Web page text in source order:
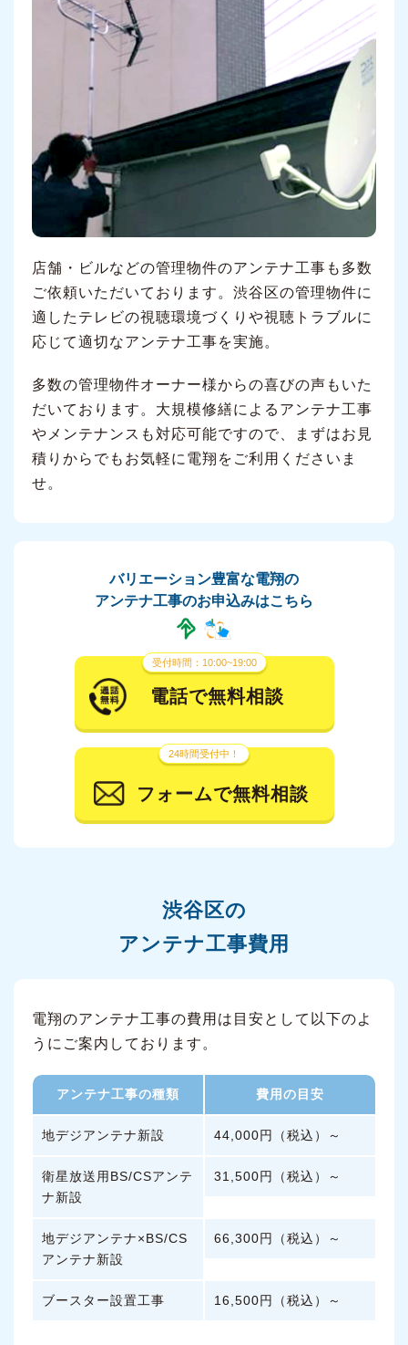
店舗・ビルなどの管理物件のアンテナ工事も多数
ご依頼いただいております。渋谷区の管理物件に
適したテレビの視聴環境づくりや視聴トラブルに
応じて適切なアンテナ工事を実施。
多数の管理物件オーナー様からの喜びの声もいた
だいております。大規模修繕によるアンテナ工事
やメンテナンスも対応可能ですので、まずはお見
積りからでもお気軽に電翔をご利用くださいま
せ。
バリエーション豊富な電翔の
アンテナ工事のお申込みはこちら
受付時間：10:00~19:00
電話で無料相談
24時間受付中！
フォームで無料相談
渋谷区の
アンテナ工事費用
電翔のアンテナ工事の費用は目安として以下のよ
うにご案内しております。
アンテナ工事の種類 費用の目安
地デジアンテナ新設 44,000円（税込）～
衛星放送用BS/CSアンテ
ナ新設
31,500円（税込）～
地デジアンテナ×BS/CS
アンテナ新設
66,300円（税込）～
ブースター設置工事 16,500円（税込）～